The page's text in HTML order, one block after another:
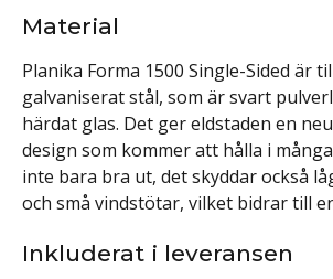
Material
Planika Forma 1500 Single-Sided är
galvaniserat stål, som är svart
härdat glas. Det ger eldstaden en
design som kommer att hålla i
inte bara bra ut, det skyddar också
och små vindstötar, vilket bidrar till
Inkluderat i leveransen